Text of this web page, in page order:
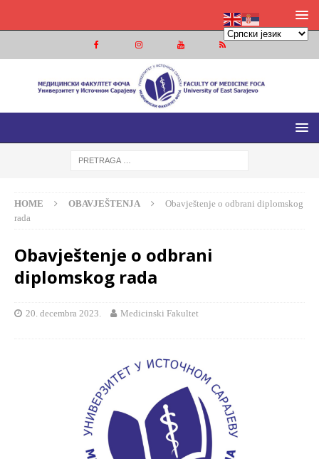
MEDICINSKI FAKULTET FOČA
MEDICINSKI FAKULTET UNIVERZITETA U ISTOČNOM
HOME OBAVJEŠTENJA
Obavještenje o odbrani diplomskog
rada
Obavještenje o odbrani
diplomskog rada
20. decembra 2023. Medicinski Fakultet